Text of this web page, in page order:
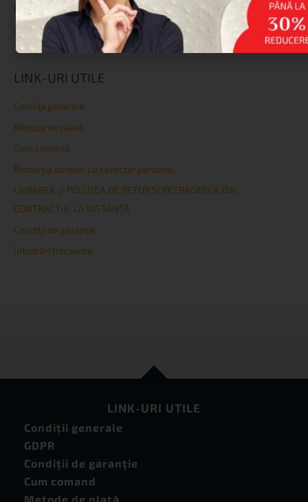
Paturi și Somiere
Lenjerie de pat
LINK-URI UTILE
Condiţii generale
Metode de plată
Cum comand
Protecția datelor cu caracter personal
LIVRAREA și POLITICA DE RETUR ȘI RETRAGEREA DIN
CONTRACTUL LA DISTANȚĂ
Condiţii de garanţie
Întrebări frecvente
LINK-URI UTILE
Condiţii generale
GDPR
Condiţii de garanţie
Cum comand
Metode de plată